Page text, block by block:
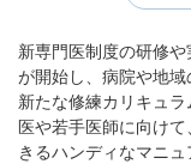
新専門医制度の研修
が開始し、病院や地
新たな修練カリキュ
医や若手医師に向け
きるハンディなマニ